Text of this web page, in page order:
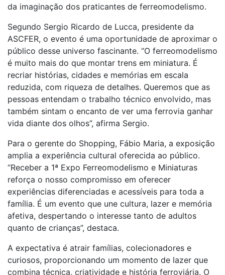
da imaginação dos praticantes de ferreomodelismo.
Segundo Sergio Ricardo de Lucca, presidente da
ASCFER, o evento é uma oportunidade de aproximar o
público desse universo fascinante. “O ferreomodelismo
é muito mais do que montar trens em miniatura. É
recriar histórias, cidades e memórias em escala
reduzida, com riqueza de detalhes. Queremos que as
pessoas entendam o trabalho técnico envolvido, mas
também sintam o encanto de ver uma ferrovia ganhar
vida diante dos olhos”, afirma Sergio.
Para o gerente do Shopping, Fábio Maria, a exposição
amplia a experiência cultural oferecida ao público.
“Receber a 1ª Expo Ferreomodelismo e Miniaturas
reforça o nosso compromisso em oferecer
experiências diferenciadas e acessíveis para toda a
família. É um evento que une cultura, lazer e memória
afetiva, despertando o interesse tanto de adultos
quanto de crianças”, destaca.
A expectativa é atrair famílias, colecionadores e
curiosos, proporcionando um momento de lazer que
combina técnica, criatividade e história ferroviária. O